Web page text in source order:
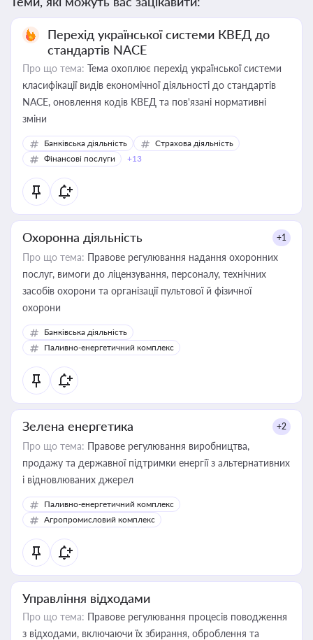
Перехід української системи КВЕД до
стандартів NACE
Про що тема: Тема охоплює перехід української системи
класифікації видів економічної діяльності до стандартів
NACE, оновлення кодів КВЕД та пов'язані нормативні
зміни
Банківська діяльність
Страхова діяльність
Фінансові послуги
+13
Охоронна діяльність +1
Про що тема: Правове регулювання надання охоронних
послуг, вимоги до ліцензування, персоналу, технічних
засобів охорони та організації пультової й фізичної
охорони
Банківська діяльність
Паливно-енергетичний комплекс
Зелена енергетика +2
Про що тема: Правове регулювання виробництва,
продажу та державної підтримки енергії з альтернативних
і відновлюваних джерел
Паливно-енергетичний комплекс
Агропромисловий комплекс
Управління відходами
Про що тема: Правове регулювання процесів поводження
з відходами, включаючи їх збирання, оброблення та